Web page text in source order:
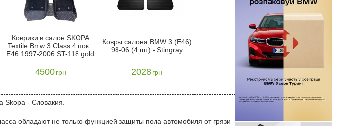
Коврики в салон SKOPA
Textile Bmw 3 Class 4 пок .
E46 1997-2006 ST-118 gold
4500 грн
Ковры салона BMW 3 (Е46)
98-06 (4 шт) - Stingray
2028 грн
Skopa - Словакия.
обладают не только функцией защиты пола автомобиля от грязи